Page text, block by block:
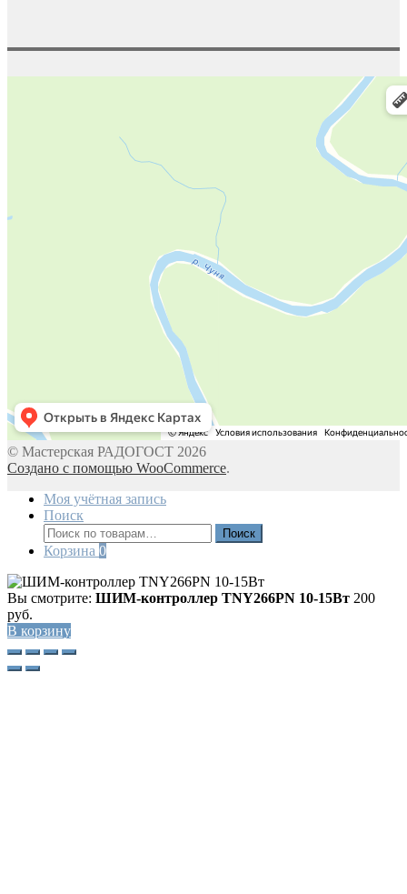
© Мастерская РАДОГОСТ 2026
Создано с помощью WooCommerce.
Моя учётная запись
Поиск
Искать:
Поиск
Корзина 0
Вы смотрите: ШИМ-контроллер TNY266PN 10-15Вт 200
руб.
В корзину